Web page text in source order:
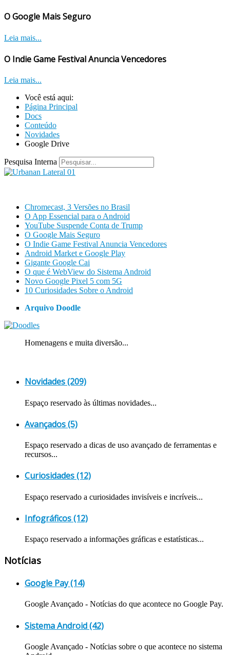
O Google Mais Seguro
Leia mais...
O Indie Game Festival Anuncia Vencedores
Leia mais...
Você está aqui:
Página Principal
Docs
Conteúdo
Novidades
Google Drive
Pesquisa Interna
Chromecast, 3 Versões no Brasil
O App Essencial para o Android
YouTube Suspende Conta de Trump
O Google Mais Seguro
O Indie Game Festival Anuncia Vencedores
Android Market e Google Play
Gigante Google Cai
O que é WebView do Sistema Android
Novo Google Pixel 5 com 5G
10 Curiosidades Sobre o Android
Arquivo Doodle
Homenagens e muita diversão...
Novidades (209)
Espaço reservado às últimas novidades...
Avançados (5)
Espaço reservado a dicas de uso avançado de ferramentas e
recursos...
Curiosidades (12)
Espaço reservado a curiosidades invisíveis e incríveis...
Infográficos (12)
Espaço reservado a informações gráficas e estatísticas...
Notícias
Google Pay (14)
Google Avançado - Notícias do que acontece no Google Pay.
Sistema Android (42)
Google Avançado - Notícias sobre o que acontece no sistema